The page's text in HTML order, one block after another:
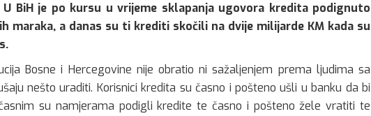
U BiH je po kursu u vrijeme sklapanja ugovora kredita podignuto
maraka, a danas su ti krediti skočili na dvije milijarde KM kada su
Bosne i Hercegovine nije obratio ni sažaljenjem prema ljudima sa
nešto uraditi. Korisnici kredita su časno i pošteno ušli u banku da bi
su namjerama podigli kredite te časno i pošteno žele vratiti te